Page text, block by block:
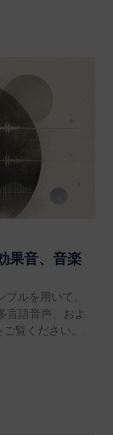
果音、音楽
ルを用いて、
言語音声、およ
覧ください。.